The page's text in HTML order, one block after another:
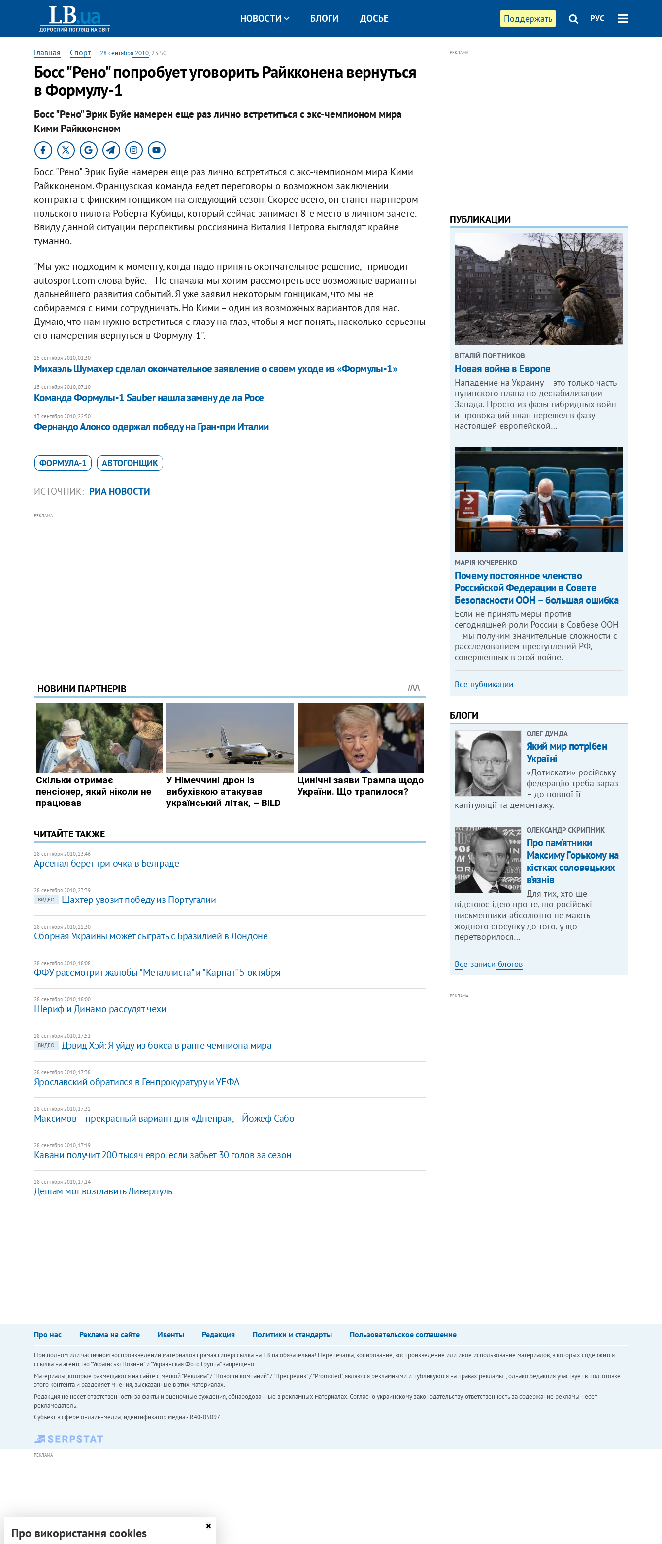
Поддержать РУС
НОВОСТИ БЛОГИ ДОСЬЕ
Главная — Спорт— 28 сентября 2010, 23:50
Босс "Рено" попробует уговорить Райкконена вернуться
в Формулу-1
Босс "Рено" Эрик Буйе намерен еще раз лично встретиться с экс-чемпионом мира
Кими Райкконеном
Босс "Рено" Эрик Буйе намерен еще раз лично встретиться с экс-чемпионом мира Кими
Райкконеном. Французская команда ведет переговоры о возможном заключении
контракта с финским гонщиком на следующий сезон. Скорее всего, он станет партнером
польского пилота Роберта Кубицы, который сейчас занимает 8-е место в личном зачете.
Ввиду данной ситуации перспективы россиянина Виталия Петрова выглядят крайне
туманно.
"Мы уже подходим к моменту, когда надо принять окончательное решение, - приводит
autosport.com слова Буйе. – Но сначала мы хотим рассмотреть все возможные варианты
дальнейшего развития событий. Я уже заявил некоторым гонщикам, что мы не
собираемся с ними сотрудничать. Но Кими – один из возможных вариантов для нас.
Думаю, что нам нужно встретиться с глазу на глаз, чтобы я мог понять, насколько серьезны
его намерения вернуться в Формулу-1".
25 сентября 2010, 01:30
Михаэль Шумахер сделал окончательное заявление о своем уходе из «Формулы-1»
15 сентября 2010, 07:10
Команда Формулы-1 Sauber нашла замену де ла Росе
13 сентября 2010, 22:50
Фернандо Алонсо одержал победу на Гран-при Италии
ФОРМУЛА-1 АВТОГОНЩИК
ИСТОЧНИК: РИА НОВОСТИ
РЕКЛАМА
ЧИТАЙТЕ ТАКЖЕ
28 сентября 2010, 23:46
Арсенал берет три очка в Белграде
28 сентября 2010, 23:39
ВИДЕО
Шахтер увозит победу из Португалии
28 сентября 2010, 22:30
Сборная Украины может сыграть с Бразилией в Лондоне
28 сентября 2010, 18:08
ФФУ рассмотрит жалобы "Металлиста" и "Карпат" 5 октября
28 сентября 2010, 18:00
Шериф и Динамо рассудят чехи
28 сентября 2010, 17:51
ВИДЕО
Дэвид Хэй: Я уйду из бокса в ранге чемпиона мира
28 сентября 2010, 17:38
Ярославский обратился в Генпрокуратуру и УЕФА
28 сентября 2010, 17:32
Максимов – прекрасный вариант для «Днепра», – Йожеф Сабо
28 сентября 2010, 17:19
Кавани получит 200 тысяч евро, если забьет 30 голов за сезон
28 сентября 2010, 17:14
Дешам мог возглавить Ливерпуль
РЕКЛАМА
ПУБЛИКАЦИИ
ВІТАЛІЙ ПОРТНИКОВ
Новая война в Европе
Нападение на Украину – это только часть
путинского плана по дестабилизации
Запада. Просто из фазы гибридных войн
и провокаций план перешел в фазу
настоящей европейской…
МАРІЯ КУЧЕРЕНКО
​Почему постоянное членство
Российской Федерации в Совете
Безопасности ООН – большая ошибка
Если не принять меры против
сегодняшней роли России в Совбезе ООН
– мы получим значительные сложности с
расследованием преступлений РФ,
совершенных в этой войне.
Все публикации
БЛОГИ
ОЛЕГ ДУНДА
Який мир потрібен
Україні
«Дотискати» російську
федерацію треба зараз
– до повної її
капітуляції та демонтажу.
ОЛЕКСАНДР СКРИПНИК
Про пам’ятники
Максиму Горькому на
кістках соловецьких
в’язнів
Для тих, хто ще
відстоює ідею про те, що російські
письменники абсолютно не мають
жодного стосунку до того, у що
перетворилося…
Все записи блогов
РЕКЛАМА
Про нас Реклама на сайте Ивенты Редакция Политики и стандарты Пользовательское соглашение
При полном или частичном воспроизведении материалов прямая гиперссылка на LB.ua обязательна! Перепечатка, копирование, воспроизведение или иное использование материалов, в которых содержится
ссылка на агентство "Українськi Новини" и "Украинская Фото Группа" запрещено.
Материалы, которые размещаются на сайте с меткой "Реклама" / "Новости компаний" / "Пресрелиз" / "Promoted", являются рекламными и публикуются на правах рекламы. , однако редакция участвует в подготовке
этого контента и разделяет мнения, высказанные в этих материалах.
Редакция не несет ответственности за факты и оценочные суждения, обнародованные в рекламных материалах. Согласно украинскому законодательству, ответственность за содержание рекламы несет
рекламодатель.
Субъект в сфере онлайн-медиа; идентификатор медиа - R40-05097
РЕКЛАМА
Про використання cookies